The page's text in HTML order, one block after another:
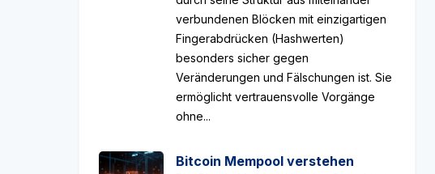
verbundenen Blöcken mit einzigartigen
Fingerabdrücken (Hashwerten)
besonders sicher gegen
Veränderungen und Fälschungen ist. Sie
ermöglicht vertrauensvolle Vorgänge
ohne...
Bitcoin Mempool verstehen